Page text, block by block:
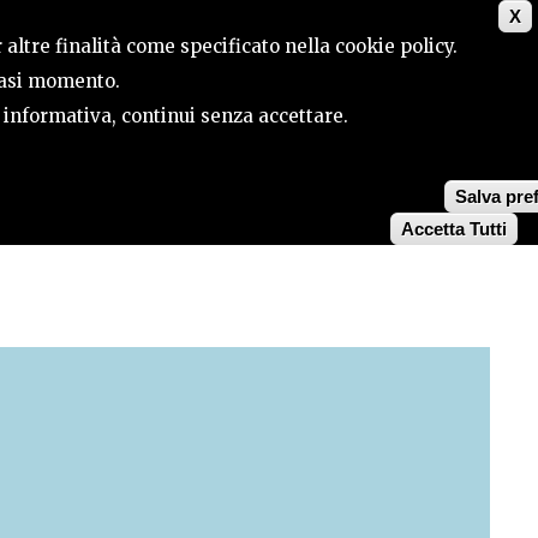
X
finalità come specificato nella cookie policy.
momento.
continui senza accettare.
Salva
Accetta Tutti
CONTACTS SEARCH